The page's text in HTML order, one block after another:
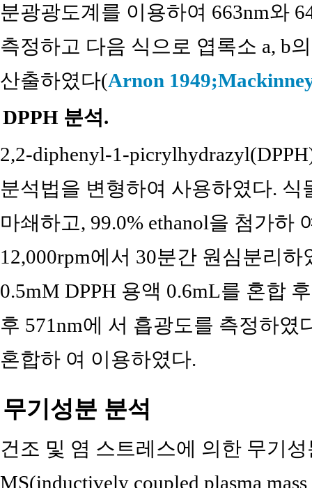
분광광도계를 이용하여 663nm와
측정하고 다음 식으로 엽록소 a, b
산출하였다(Arnon 1949;
DPPH 분석.
2,2-diphenyl-1-
분석법을 변형하여 사용하였다. 식
마쇄하고, 99.0% ethanol을 첨가
12,000rpm에서 30분간 원심분리
0.5mM DPPH 용액 0.6mL를 혼합
후 571nm에 서 흡광도를 측정하
혼합하 여 이용하였다.
무기성분 분석
건조 및 염 스트레스에 의한 무기
MS(inductively coupled plasma